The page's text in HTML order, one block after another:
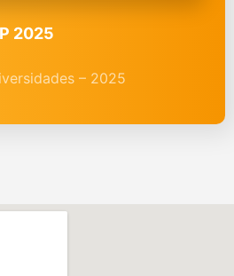
2025
– 2025